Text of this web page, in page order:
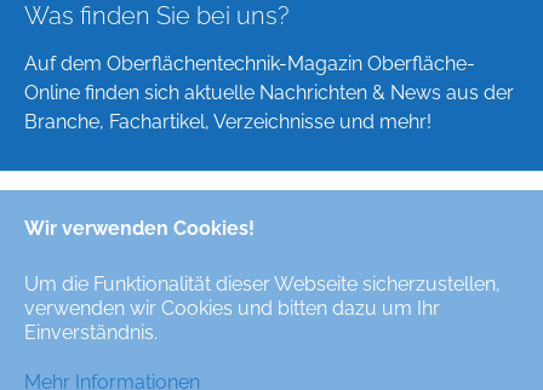
Wir verwenden Cookies!
Um die Funktionalität dieser Webseite sicherzustellen,
verwenden wir Cookies und bitten dazu um Ihr
Einverständnis.
Mehr Informationen
Was finden Sie bei uns?
Auf dem Oberflächentechnik-Magazin Oberfläche-
Online finden sich aktuelle Nachrichten & News aus der
Branche, Fachartikel, Verzeichnisse und mehr!
Deutsch
Alle Rechte/All Rights Reserved © Oberfläche-Online,
das digitale Oberflächentechnik-Magazin / the digital
surface technologies magazine